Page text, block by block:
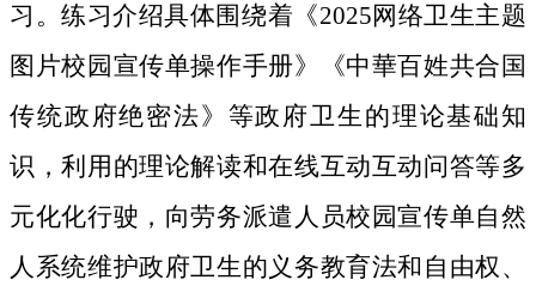
习。练习介绍具体围绕着《2025网络卫生主题
图片校园宣传单操作手册》《中華百姓共合国
传统政府绝密法》等政府卫生的理论基础知
识，利用的理论解读和在线互动互动问答等多
元化化行驶，向劳务派遣人员校园宣传单自然
人系统维护政府卫生的义务教育法和自由权、